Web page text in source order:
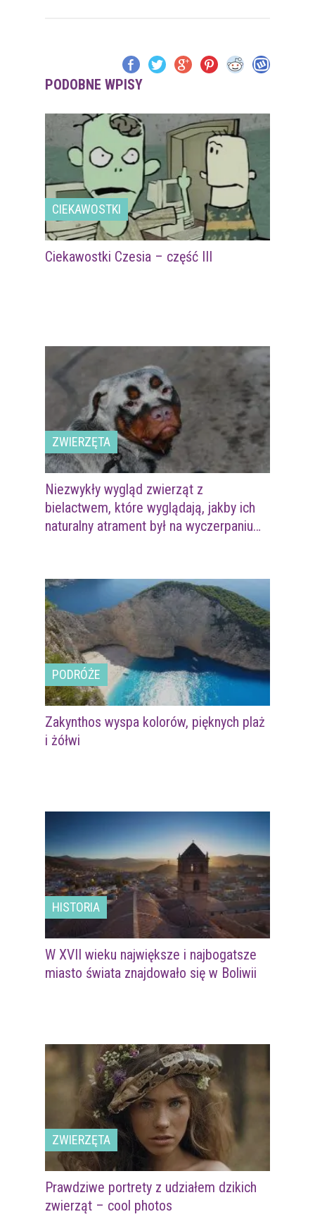
PODOBNE WPISY
CIEKAWOSTKI
Ciekawostki Czesia – część III
ZWIERZĘTA
Niezwykły wygląd zwierząt z
bielactwem, które wyglądają, jakby ich
naturalny atrament był na wyczerpaniu…
PODRÓŻE
Zakynthos wyspa kolorów, pięknych plaż
i żółwi
HISTORIA
W XVII wieku największe i najbogatsze
miasto świata znajdowało się w Boliwii
ZWIERZĘTA
Prawdziwe portrety z udziałem dzikich
zwierząt – cool photos